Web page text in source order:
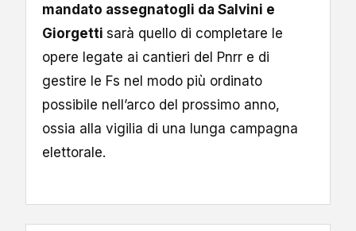
mandato assegnatogli da Salvini e
Giorgetti sarà quello di completare le
opere legate ai cantieri del Pnrr e di
gestire le Fs nel modo più ordinato
possibile nell’arco del prossimo anno,
ossia alla vigilia di una lunga campagna
elettorale.